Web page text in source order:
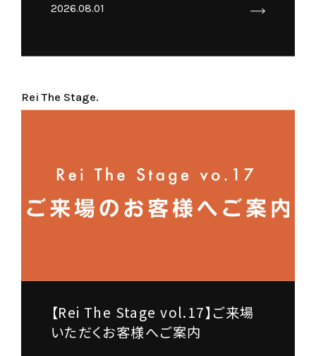
2026.08.01
Rei The Stage.
【Rei The Stage vol.17】ご来場
いただくお客様へご案内